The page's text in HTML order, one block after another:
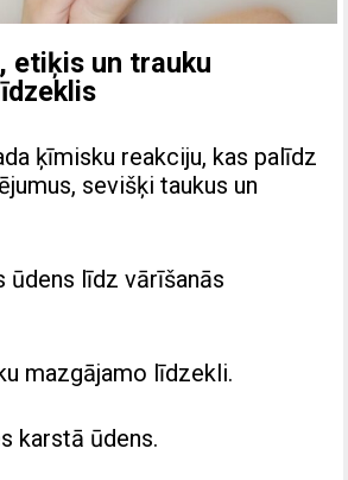
etiķis un trauku
ķīmisku reakciju, kas palīdz
sevišķi taukus un
ūdens līdz vārīšanās
mazgājamo līdzekli.
karstā ūdens.